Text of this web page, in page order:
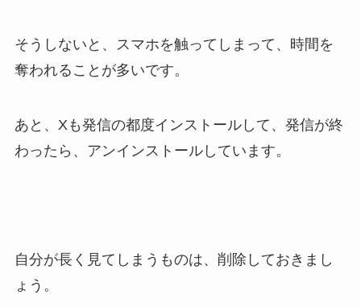
そうしないと、スマホを触ってしまって、時間を
奪われることが多いです。
あと、Xも発信の都度インストールして、発信が終
わったら、アンインストールしています。
自分が長く見てしまうものは、削除しておきまし
ょう。